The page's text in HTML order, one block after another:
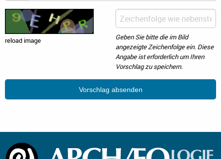
reload image
Geben Sie bitte die im Bild
angezeigte Zeichenfolge ein. Diese
Angabe ist erforderlich um Ihren
Vorschlag zu speichern.